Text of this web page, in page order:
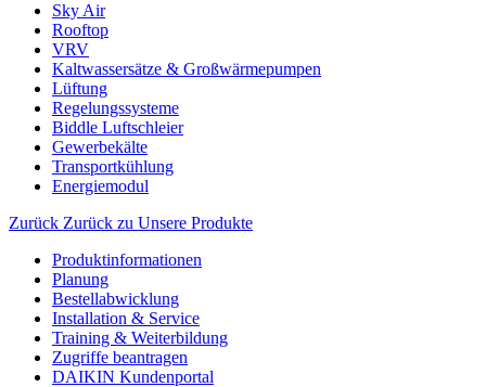
Sky Air
Rooftop
VRV
Kaltwassersätze & Großwärmepumpen
Lüftung
Regelungssysteme
Biddle Luftschleier
Gewerbekälte
Transportkühlung
Energiemodul
Zurück Zurück zu Unsere Produkte
Produktinformationen
Planung
Bestellabwicklung
Installation & Service
Training & Weiterbildung
Zugriffe beantragen
DAIKIN Kundenportal